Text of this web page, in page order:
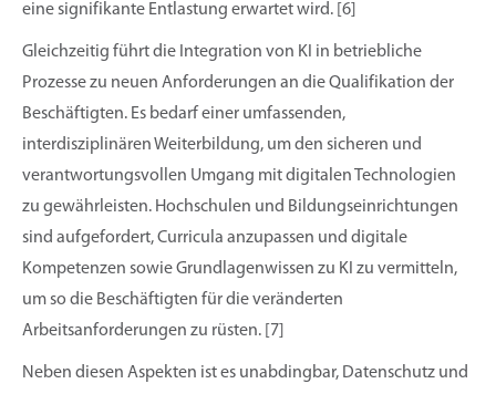
eine signifikante Entlastung erwartet wird. [6]
Gleichzeitig führt die Integration von KI in betriebliche
Prozesse zu neuen Anforderungen an die Qualifikation der
Beschäftigten. Es bedarf einer umfassenden,
interdisziplinären Weiterbildung, um den sicheren und
verantwortungsvollen Umgang mit digitalen Technologien
zu gewährleisten. Hochschulen und Bildungseinrichtungen
sind aufgefordert, Curricula anzupassen und digitale
Kompetenzen sowie Grundlagenwissen zu KI zu vermitteln,
um so die Beschäftigten für die veränderten
Arbeitsanforderungen zu rüsten. [7]
Neben diesen Aspekten ist es unabdingbar, Datenschutz und